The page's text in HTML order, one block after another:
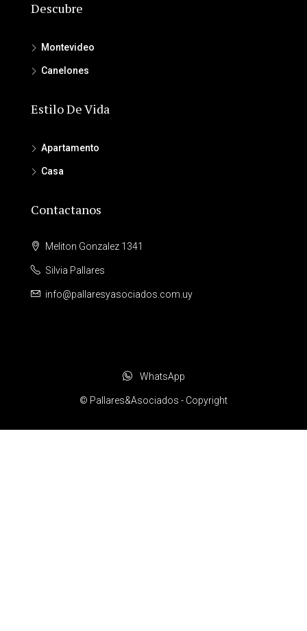
Descubre
Montevideo
Canelones
Estilo De Vida
Apartamento
Casa
Contactanos
Meliton Gonzalez 1341
Silvia Pallares
info@pallaresyasociados.com.uy
WhatsApp
© Pallares&Asociados - Copyright